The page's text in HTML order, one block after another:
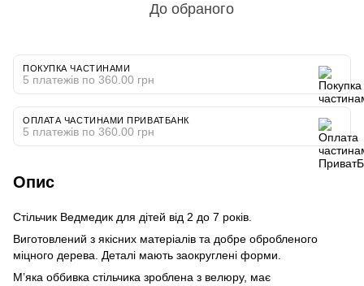
До обраного
ПОКУПКА ЧАСТИНАМИ
5 платежів по 360.00 грн
ОПЛАТА ЧАСТИНАМИ ПРИВАТБАНК
5 платежів по 360.00 грн
Опис
Стільчик Ведмедик для дітей від 2 до 7 років.
Виготовлений з якісних матеріалів та добре обробленого
міцного дерева. Деталі мають заокруглені форми.
М’яка оббивка стільчика зроблена з велюру, має